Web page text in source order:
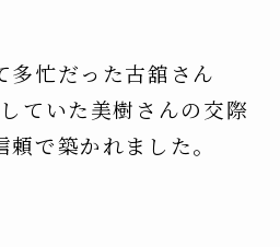
多忙だった古舘さん
ていた美樹さんの交際
で築かれました。